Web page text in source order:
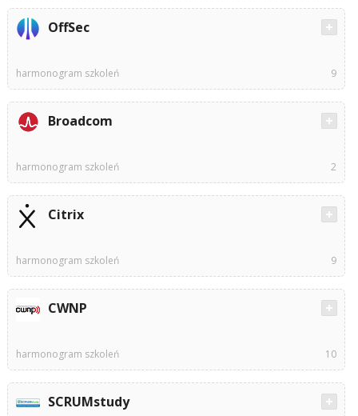
OffSec
harmonogram szkoleń 9
Broadcom
harmonogram szkoleń 2
Citrix
harmonogram szkoleń 9
CWNP
harmonogram szkoleń 10
SCRUMstudy